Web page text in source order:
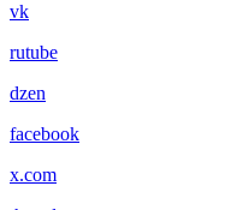
vk
rutube
dzen
facebook
x.com